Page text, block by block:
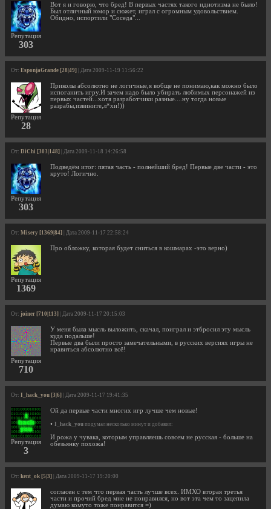
Репутация
303
Вот я и говорю, что бред! В первых частях такого идиотизма не было!
Был отличный юмор и сюжет, играл с огромным удовольствием.
Обидно, испортили "Соседа"...
От: EsponjaGrande [28|49] | Дата 2009-11-19 11:56:22
Репутация
28
Приколы абсолютно не логичные,я вобще не понимаю,как можно было
испоганить игру.И зачем надо было убирать любимых персонажей из
первых частей...хотя разработчики разные....ну тогда новые
разрабы,извините,л*хи!))
От: DiChi [303|148] | Дата 2009-11-18 14:26:58
Репутация
303
Подведём итог: пятая часть - полнейший бред! Первые две части - это
круто! Логично.
От: Misery [1369|84] | Дата 2009-11-17 22:58:24
Репутация
1369
Про обложку, которая будет сниться в кошмарах -это верно)
От: joiner [710|113] | Дата 2009-11-17 20:15:03
Репутация
710
У меня была мысль выложить, скачал, поиграл и этбросил эту мысль
куда подальше!
Первые два были просто замечательными, в русских версиях игры не
нравиться абсолютно всё!
От: I_hack_you [3|6] | Дата 2009-11-17 19:41:35
Репутация
3
Ой да первые части многих игр лучше чем новые!
• I_hack_you подумал несколько минут и добавил:
И рожа у чувака, которым управляешь совсем не русская - больше на
обезьянку похожа!
От: kent_ok [5|3] | Дата 2009-11-17 19:20:00
согласен с тем что первая часть лучше всех. ИМХО вторая третья
части и прочий бред мне не понравился, но вот эта чем то зацепила
думаю комуто тоже понравится =)